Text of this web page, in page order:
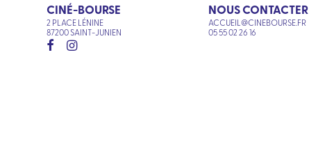
CINÉ-BOURSE
2 PLACE LÉNINE
87200 SAINT-JUNIEN
NOUS CONTACTER
ACCUEIL@CINEBOURSE.FR
05 55 02 26 16